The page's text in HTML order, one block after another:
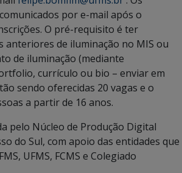
por e-mail após o
O pré-requisito é ter
anteriores de iluminação no MIS ou
de iluminação (mediante
currículo ou bio – enviar em
sendo oferecidas 20 vagas e o
a partir de 16 anos.
pelo Núcleo de Produção Digital
do Sul, com apoio das entidades que
UFMS, FCMS e Colegiado